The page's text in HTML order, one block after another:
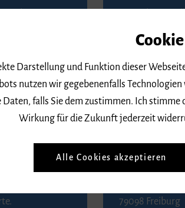
betragen
und
Vorlage
6 € für
Förderung
e. V.
mit
Seite
BZ-
Kaiser-Joseph-
79098 Freiburg
Telefon 0761
79098 Freiburg
Darstellung und Funktion dieser
nutzen wir gegebenenfalls
falls Sie dem zustimmen. Ich
Wirkung für die Zukunft jederzeit
Alle Cookies akzeptieren